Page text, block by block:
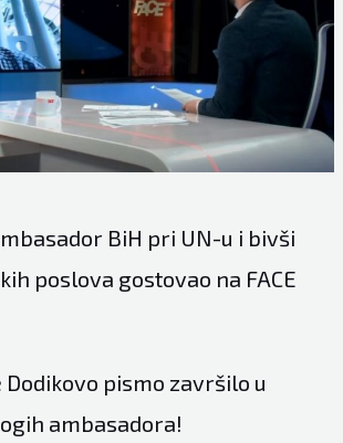
BiH pri UN-u i bivši
poslova gostovao na FACE
Dodikovo pismo završilo u
ambasadora!